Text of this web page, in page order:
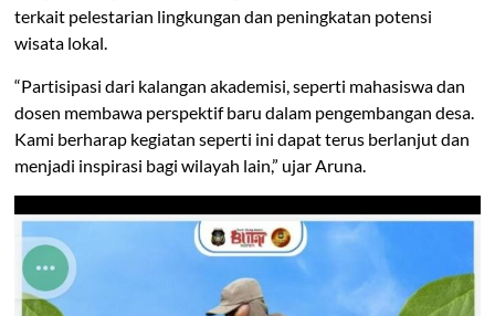
terkait pelestarian lingkungan dan peningkatan potensi
wisata lokal.
“Partisipasi dari kalangan akademisi, seperti mahasiswa dan
dosen membawa perspektif baru dalam pengembangan desa.
Kami berharap kegiatan seperti ini dapat terus berlanjut dan
menjadi inspirasi bagi wilayah lain,” ujar Aruna.